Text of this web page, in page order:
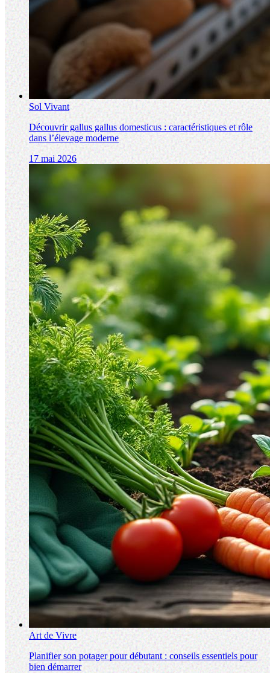
Sol Vivant
Découvrir gallus gallus domesticus : caractéristiques et rôle
dans l’élevage moderne
17 mai 2026
Art de Vivre
Planifier son potager pour débutant : conseils essentiels pour
bien démarrer